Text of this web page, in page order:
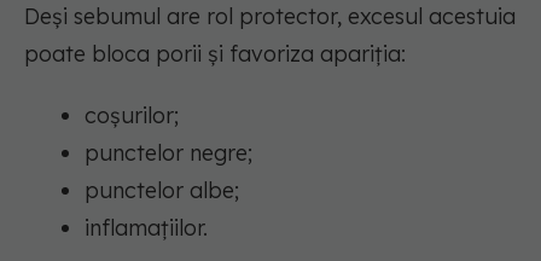
Deși sebumul are rol protector, excesul acestuia
poate bloca porii și favoriza apariția:
coșurilor;
punctelor negre;
punctelor albe;
inflamațiilor.